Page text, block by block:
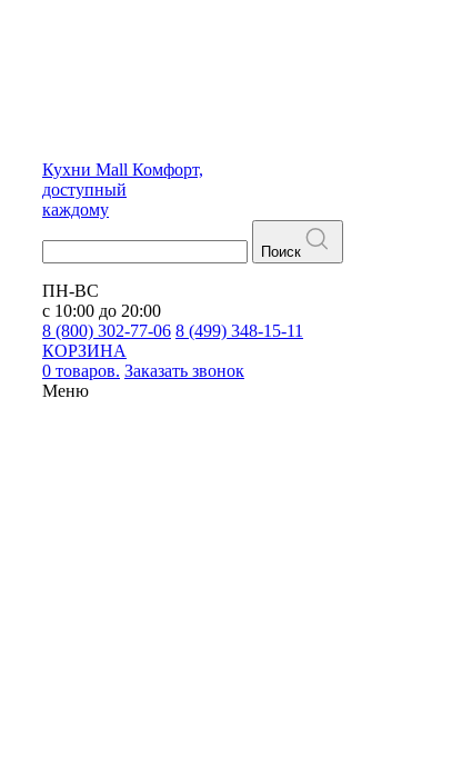
Кухни Mall Комфорт,
доступный
каждому
Поиск
ПН-ВС
с 10:00 до 20:00
8 (800) 302-77-06 8 (499) 348-15-11
КОРЗИНА
0 товаров. Заказать звонок
Меню